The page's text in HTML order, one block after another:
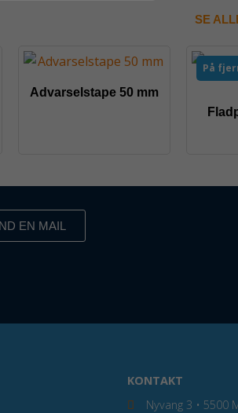
SE
Advarselstape 50 mm
På
EN MAIL
KONTAKT
Nyvang 3 • 5500